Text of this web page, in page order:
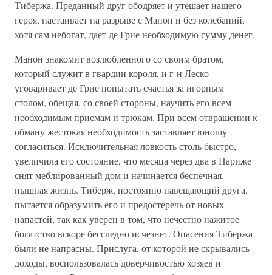
Тибержа. Преданный друг ободряет и утешает нашего
героя, настаивает на разрыве с Манон и без колебаний,
хотя сам небогат, дает де Грие необходимую сумму денег.
Манон знакомит возлюбленного со своим братом,
который служит в гвардии короля, и г-н Леско
уговаривает де Грие попытать счастья за игорным
столом, обещая, со своей стороны, научить его всем
необходимым приемам и трюкам. При всем отвращении к
обману жестокая необходимость заставляет юношу
согласиться. Исключительная ловкость столь быстро,
увеличила его состояние, что месяца через два в Париже
снят меблированный дом и начинается беспечная,
пышная жизнь. Тиберж, постоянно навещающий друга,
пытается образумить его и предостеречь от новых
напастей, так как уверен в том, что нечестно нажитое
богатство вскоре бесследно исчезнет. Опасения Тибержа
были не напрасны. Прислуга, от которой не скрывались
доходы, воспользовалась доверчивостью хозяев и